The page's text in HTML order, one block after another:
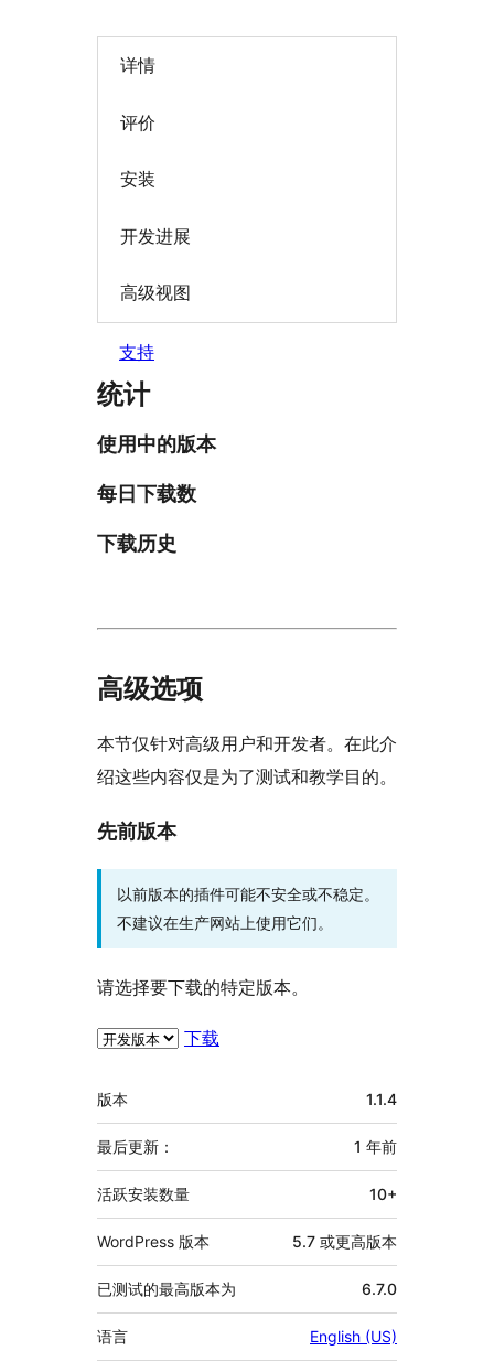
详情
评价
安装
开发进展
高级视图
支持
统计
使用中的版本
每日下载数
下载历史
高级选项
本节仅针对高级用户和开发者。在此介
绍这些内容仅是为了测试和教学目的。
先前版本
以前版本的插件可能不安全或不稳定。
不建议在生产网站上使用它们。
请选择要下载的特定版本。
下载
额
外
信
息
版本 1.1.4
最后更新： 1 年前
活跃安装数量 10+
WordPress 版本 5.7 或更高版本
已测试的最高版本为 6.7.0
语言 English (US)